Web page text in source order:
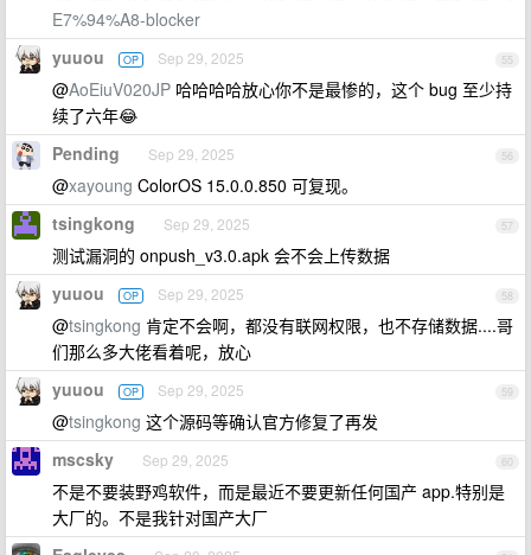
E7%94%A8-blocker
55
yuuou OP Sep 29, 2025
@AoEiuV020JP 哈哈哈哈放心你不是最惨的，这个 bug 至少持
续了六年😂
56
Pending Sep 29, 2025
@xayoung ColorOS 15.0.0.850 可复现。
57
tsingkong Sep 29, 2025
测试漏洞的 onpush_v3.0.apk 会不会上传数据
58
yuuou OP Sep 29, 2025
@tsingkong 肯定不会啊，都没有联网权限，也不存储数据....哥
们那么多大佬看着呢，放心
59
yuuou OP Sep 29, 2025
@tsingkong 这个源码等确认官方修复了再发
60
mscsky Sep 29, 2025
不是不要装野鸡软件，而是最近不要更新任何国产 app.特别是
大厂的。不是我针对国产大厂